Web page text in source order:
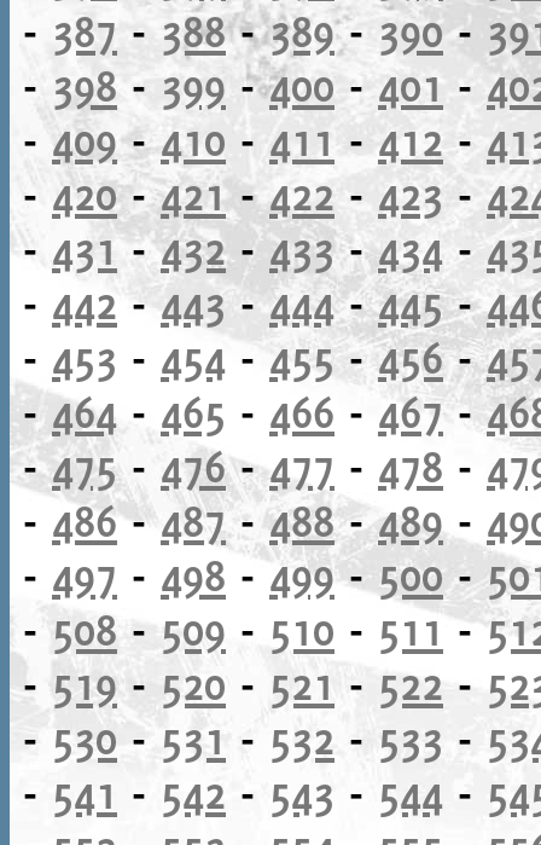
- 387 - 388-389- 390-
- 398 - 399 -400-401 -
-409-410 - 411-412 -
- 420-421-422 - 423 -
- 431-432-433-434-
- 442 -443 -444-445-
- 453 - 454 -455-456-
- 464 - 465 - 466 - 467-
-475- 476-477 - 478 -
- 486-487-488-489-
- 497 - 498 -499- 500-
- 508- 509 - 510 - 511-
-519- 520 - 521 - 522 -
- 530- 531 - 532 - 533 -
- 541 - 542 - 543 - 544 -